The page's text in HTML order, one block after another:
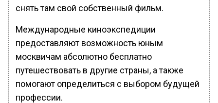
снять там свой собственный фильм.
Международные киноэкспедиции
предоставляют возможность юным
москвичам абсолютно бесплатно
путешествовать в другие страны, а также
помогают определиться с выбором будущей
профессии.